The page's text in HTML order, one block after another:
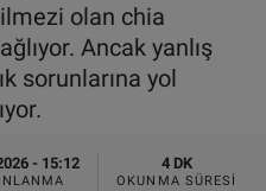
olan chia
Ancak yanlış
sorunlarına yol
- 15:12 4 DK
OKUNMA SÜRESI